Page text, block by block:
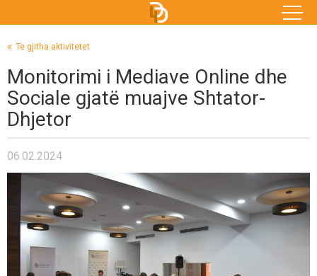
Te gjitha aktivitetet
Monitorimi i Mediave Online dhe
Sociale gjatë muajve Shtator-
Dhjetor
06.02.2024